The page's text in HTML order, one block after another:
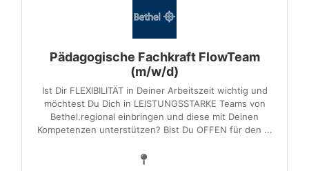
Pädagogische Fachkraft FlowTeam
(m/w/d)
Ist Dir FLEXIBILITÄT in Deiner Arbeitszeit wichtig und
möchtest Du Dich in LEISTUNGSSTARKE Teams von
Bethel.regional einbringen und diese mit Deinen
Kompetenzen unterstützen? Bist Du OFFEN für den ...